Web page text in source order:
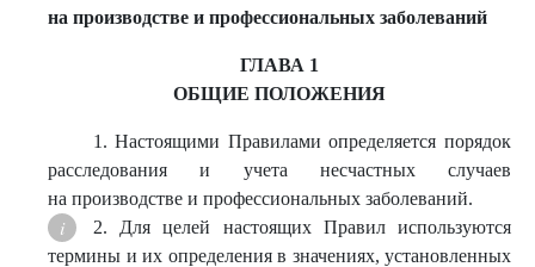
на производстве и профессиональных заболеваний
ГЛАВА 1
ОБЩИЕ ПОЛОЖЕНИЯ
1. Настоящими Правилами определяется порядок
расследования и учета несчастных случаев
на производстве и профессиональных заболеваний.
2. Для целей настоящих Правил используются
термины и их определения в значениях, установленных